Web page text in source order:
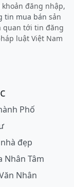
đăng nhập,
tin mua bán sản
quan tới tin đăng
luật Việt Nam
Phố
đẹp
Nhân Tâm
Nhân